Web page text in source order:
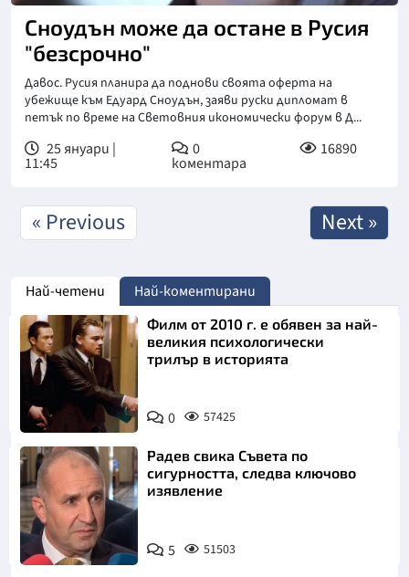
Сноудън може да остане в Русия
"безсрочно"
Давос. Русия планира да поднови своята оферта на
убежище към Едуард Сноудън, заяви руски дипломат в
петък по време на Световния икономически форум в Д...
25 януари |
11:45
0
коментара
16890
« Previous Next »
Най-четени Най-коментирани
Филм от 2010 г. е обявен за най-
великия психологически
трилър в историята
0 57425
Радев свика Съвета по
сигурността, следва ключово
изявление
5 51503